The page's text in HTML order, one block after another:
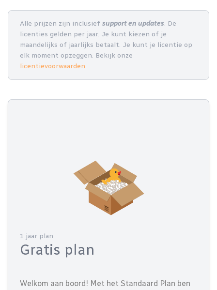
Alle prijzen zijn inclusief support en updates. De
licenties gelden per jaar. Je kunt kiezen of je
maandelijks of jaarlijks betaalt. Je kunt je licentie op
elk moment opzeggen. Bekijk onze
licentievoorwaarden.
1 jaar plan
Gratis plan
Welkom aan boord! Met het Standaard Plan ben